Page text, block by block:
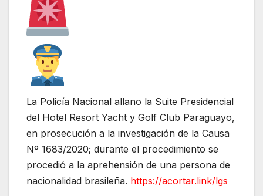
La Policía Nacional allano la Suite Presidencial
del Hotel Resort Yacht y Golf Club Paraguayo,
en prosecución a la investigación de la Causa
Nº 1683/2020; durante el procedimiento se
procedió a la aprehensión de una persona de
nacionalidad brasileña. https://acortar.link/lgs